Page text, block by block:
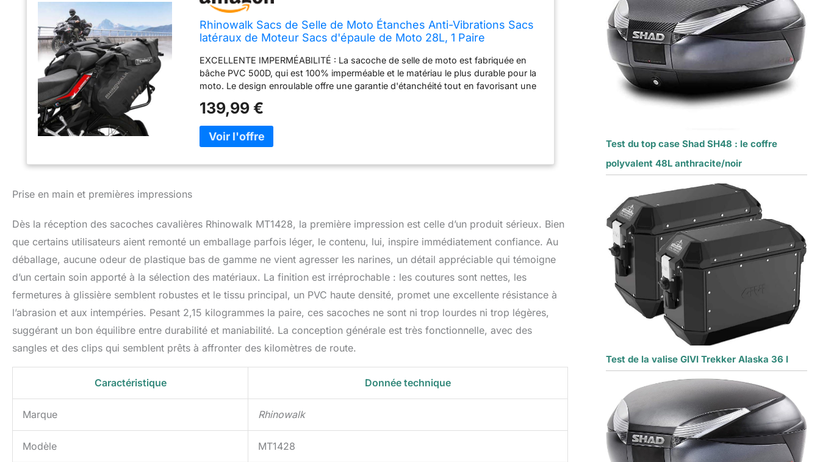
Rhinowalk Sacs de Selle de Moto Étanches Anti-Vibrations Sacs
latéraux de Moteur Sacs d'épaule de Moto 28L, 1 Paire
EXCELLENTE IMPERMÉABILITÉ : La sacoche de selle de moto est fabriquée en
bâche PVC 500D, qui est 100% imperméable et le matériau le plus durable pour la
moto. Le design enroulable offre une garantie d'étanchéité tout en favorisant une
Le sac de moto étanche est spécialement conçu pour ceux qui aiment voyager en
moto, l'aventure en plein air. 2 poches latérales avec un total de 28L grande
capacité pour répondre à vos besoins quotidiens. UTILISATION RAPIDE ET
RANGEMENT POUR RÉUTILISATION : 2 sacs de siège de moto permettent une
utilisation et un rangement rapides. Nous utilisons deux planches de velcro et
plus pratique à placer et à fixer. Vous pouvez régler la distance entre les deux sacs
de moto étanches avec la bande velcro et la boucle. Convient à plus de motos.
relativement petite, il est recommandé d'acheter un bouclier thermique pour éviter
que le sac ne soit brûlé par des températures élevées. MATÉRIAU DURABLE :
Contrairement aux matériaux imperméables ordinaires, nous utilisons une bâche
en PVC comme matériau de la coque du sac de moto, qui est durable et convient
à un usage quotidien. Le PVC haute densité résiste à la poussière et est facile à
nettoyer. En outre, nous offrons une garantie de satisfaction à 100 % : si vous
avez des questions ou des préoccupations concernant nos sacs, n'hésitez pas à
nous contacter et nous serons heureux de vous servir.
139,99 €
Prise en main et premières impressions
Dès la réception des sacoches cavalières Rhinowalk MT1428, la première impression est celle d’un produit sérieux. Bien
que certains utilisateurs aient remonté un emballage parfois léger, le contenu, lui, inspire immédiatement confiance. Au
déballage, aucune odeur de plastique bas de gamme ne vient agresser les narines, un détail appréciable qui témoigne
d’un certain soin apporté à la sélection des matériaux. La finition est irréprochable : les coutures sont nettes, les
fermetures à glissière semblent robustes et le tissu principal, un PVC haute densité, promet une excellente résistance à
l’abrasion et aux intempéries. Pesant 2,15 kilogrammes la paire, ces sacoches ne sont ni trop lourdes ni trop légères,
suggérant un bon équilibre entre durabilité et maniabilité. La conception générale est très fonctionnelle, avec des
sangles et des clips qui semblent prêts à affronter des kilomètres de route.
Caractéristique Donnée technique
Marque Rhinowalk
Modèle MT1428
Test du top case Shad SH48 : le coffre
polyvalent 48L anthracite/noir
Test de la valise GIVI Trekker Alaska 36 l